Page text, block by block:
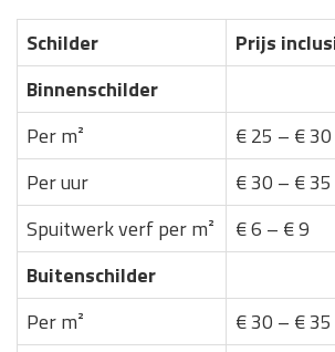
Schilder
Prijs
Binnenschilder
Per m²
€ 25 – € 30
Per uur
€ 30 – € 35
Spuitwerk verf per m²
€ 6 – € 9
Buitenschilder
Per m²
€ 30 – € 35